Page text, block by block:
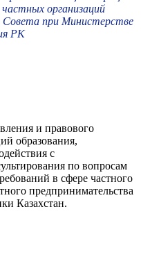
организаций
Совета при Министерстве
РК
и правового
образования,
с
по вопросам
в сфере частного
предпринимательства
Казахстан.